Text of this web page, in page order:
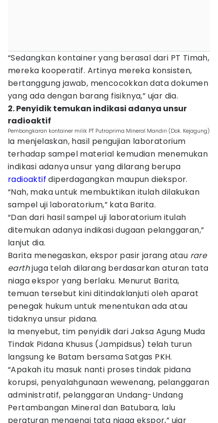
“Sedangkan kontainer yang berasal dari PT Timah,
mereka kooperatif. Artinya mereka konsisten,
bertanggung jawab, mencocokkan data dokumen
yang ada dengan barang fisiknya,” ujar dia.
2. Penyidik temukan indikasi adanya unsur
radioaktif
Pembongkaran kontainer milik PT Putraprima Mineral Mandiri (Dok. Kejagung)
Ia menjelaskan, hasil pengujian laboratorium
terhadap sampel material kemudian menemukan
indikasi adanya unsur yang dilarang berupa
radioaktif diperdagangkan maupun diekspor.
“Nah, maka untuk membuktikan itulah dilakukan
sampel uji laboratorium,” kata Barita.
“Dan dari hasil sampel uji laboratorium itulah
ditemukan adanya indikasi dugaan pelanggaran,”
lanjut dia.
Barita menegaskan, ekspor pasir jarang atau rare
earthjuga telah dilarang berdasarkan aturan tata
niaga ekspor yang berlaku. Menurut Barita,
temuan tersebut kini ditindaklanjuti oleh aparat
penegak hukum untuk menentukan ada atau
tidaknya unsur pidana.
Ia menyebut, tim penyidik dari Jaksa Agung Muda
Tindak Pidana Khusus (Jampidsus) telah turun
langsung ke Batam bersama Satgas PKH.
“Apakah itu masuk nanti proses tindak pidana
korupsi, penyalahgunaan wewenang, pelanggaran
administratif, pelanggaran Undang-Undang
Pertambangan Mineral dan Batubara, lalu
peraturan mengenai tata niaga ekspor,” ujar